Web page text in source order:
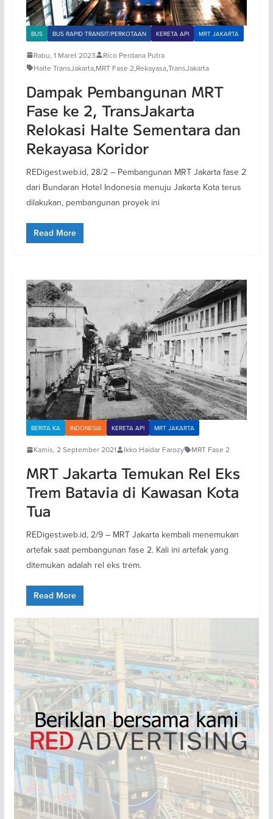
BUS BUS RAPID TRANSIT/PERKOTAAN KERETA API MRT JAKARTA
Rabu, 1 Maret 2023
Rico Perdana Putra
Halte TransJakarta,MRT Fase 2,Rekayasa,TransJakarta
Dampak Pembangunan MRT
Fase ke 2, TransJakarta
Relokasi Halte Sementara dan
Rekayasa Koridor
REDigest.web.id, 28/2 – Pembangunan MRT Jakarta fase 2
dari Bundaran Hotel Indonesia menuju Jakarta Kota terus
dilakukan, pembangunan proyek ini
Read More
BERITA KA INDONESIA KERETA API MRT JAKARTA
Kamis, 2 September 2021 Ikko Haidar Farozy MRT Fase 2
MRT Jakarta Temukan Rel Eks
Trem Batavia di Kawasan Kota
Tua
REDigest.web.id, 2/9 – MRT Jakarta kembali menemukan
artefak saat pembangunan fase 2. Kali ini artefak yang
ditemukan adalah rel eks trem.
Read More